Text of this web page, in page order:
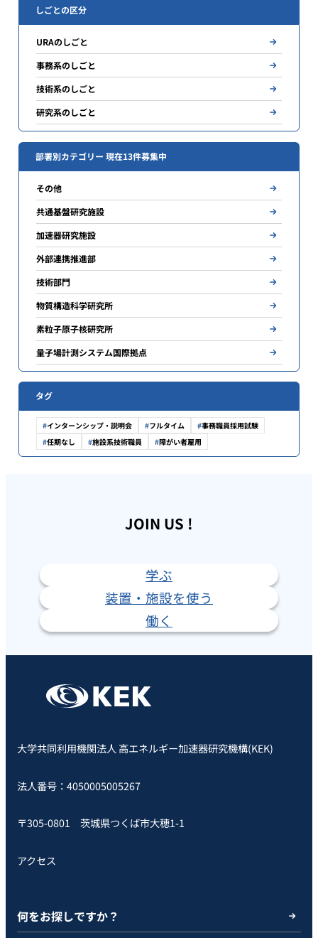
しごとの区分
URAのしごと
事務系のしごと
技術系のしごと
研究系のしごと
部署別カテゴリー 現在13件募集中
その他
共通基盤研究施設
加速器研究施設
外部連携推進部
技術部門
物質構造科学研究所
素粒子原子核研究所
量子場計測システム国際拠点
タグ
インターンシップ・説明会 フルタイム
事務職員採用試験
任期なし
施設系技術職員 障がい者雇用
JOIN US !
学ぶ
装置・施設を使う
働く
大学共同利用機関法人 高エネルギー加速器研究機構(KEK)
法人番号：4050005005267
〒305-0801 茨城県つくば市大穂1-1
アクセス
何をお探しですか？